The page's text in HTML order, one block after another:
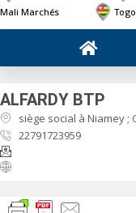
Mali Marchés
ALFARDY BTP
siège social à Niamey ;
22791723959